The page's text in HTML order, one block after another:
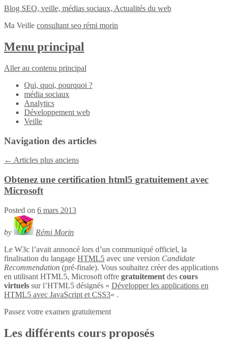
Blog SEO, veille, médias sociaux, Actualités du web
Ma Veille consultant seo rémi morin
Menu principal
Aller au contenu principal
Qui, quoi, pourquoi ?
média sociaux
Analytics
Développement web
Veille
Navigation des articles
← Articles plus anciens
Obtenez une certification html5 gratuitement avec
Microsoft
Posted on 6 mars 2013
by
Rémi Morin
Le W3c l’avait annoncé lors d’un communiqué officiel, la
finalisation du langage HTML5 avec une version Candidate
Recommendation (pré-finale). Vous souhaitez créer des applications
en utilisant HTML5, Microsoft offre gratuitement des cours
virtuels sur l’HTML5 désignés « Développer les applications en
HTML5 avec JavaScript et CSS3« .
Passez votre examen gratuitement
Les différents cours proposés